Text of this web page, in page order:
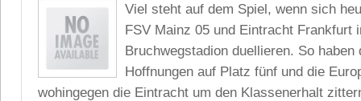
Viel steht auf dem Spiel, wenn sich
FSV Mainz 05 und Eintracht Frankfurt
Bruchwegstadion duellieren. So haben
Hoffnungen auf Platz fünf und die
wohingegen die Eintracht um den Klassenerhalt